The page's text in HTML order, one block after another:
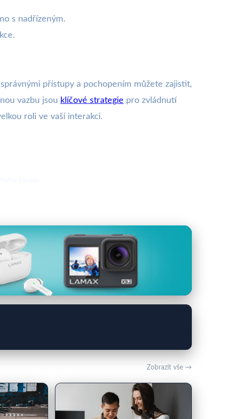
s nadřízeným.
přístupy a pochopením můžete zajistit,
vazbu jsou klíčové strategie pro zvládnutí
roli ve vaší interakci.
Zobrazit vše →